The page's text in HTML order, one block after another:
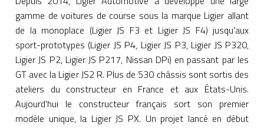
gamme de voitures de course sous la marque Ligier allant
de la monoplace (Ligier JS F3 et Ligier JS F4) jusqu'aux
sport-prototypes (Ligier JS P4, Ligier JS P3, Ligier JS P320,
Ligier JS P2, Ligier JS P217, Nissan DPi) en passant par les
GT avec la Ligier JS2 R. Plus de 530 châssis sont sortis des
ateliers du constructeur en France et aux États-Unis.
Aujourd'hui le constructeur français sort son premier
modèle unique, la Ligier JS PX. Un projet lancé en début